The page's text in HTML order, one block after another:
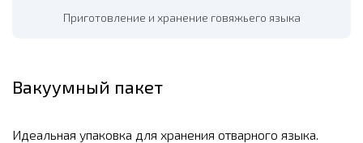
Приготовление и хранение говяжьего языка
Вакуумный пакет
Идеальная упаковка для хранения отварного языка.